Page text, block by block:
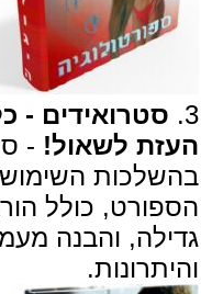
3. סטרואידים -
העזת לשאול! -
בהשלכות
הספורט, כולל
גדילה, והבנה
והיתרונות.